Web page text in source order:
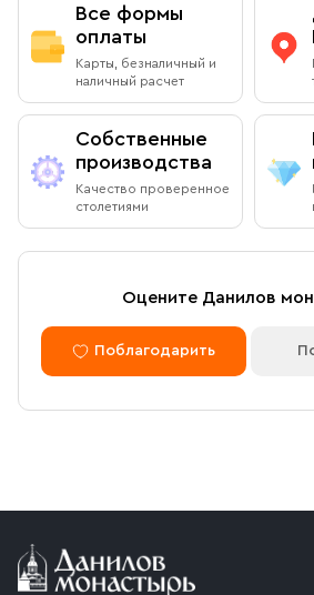
Все формы
оплаты
Карты, безналичный и
наличный расчет
Собственные
производства
Качество проверенное
столетиями
Оцените Данилов
Поблагодарить